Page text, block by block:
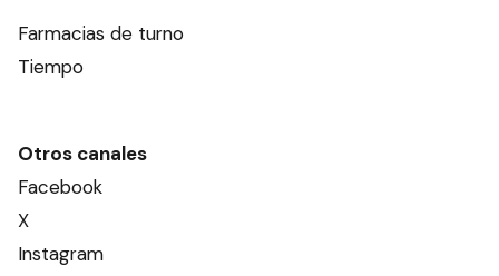
Farmacias de turno
Tiempo
Otros canales
Facebook
X
Instagram